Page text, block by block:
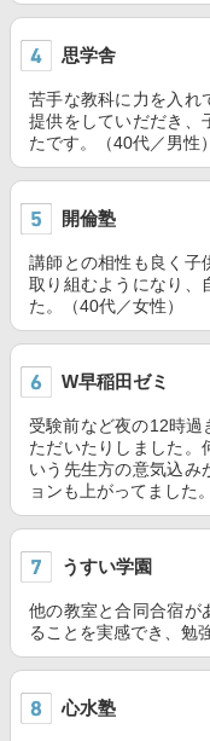
思学舎
苦手な教科に力を入れ
提供をしていだだき、
たです。（40代／男性）
開倫塾
講師との相性も良く子
取り組むようになり、
た。（40代／女性）
W早稲田ゼミ
受験前など夜の12時過
ただいたりしました。
いう先生方の意気込み
ョンも上がってました
うすい学園
他の教室と合同合宿が
ることを実感でき、勉
心水塾